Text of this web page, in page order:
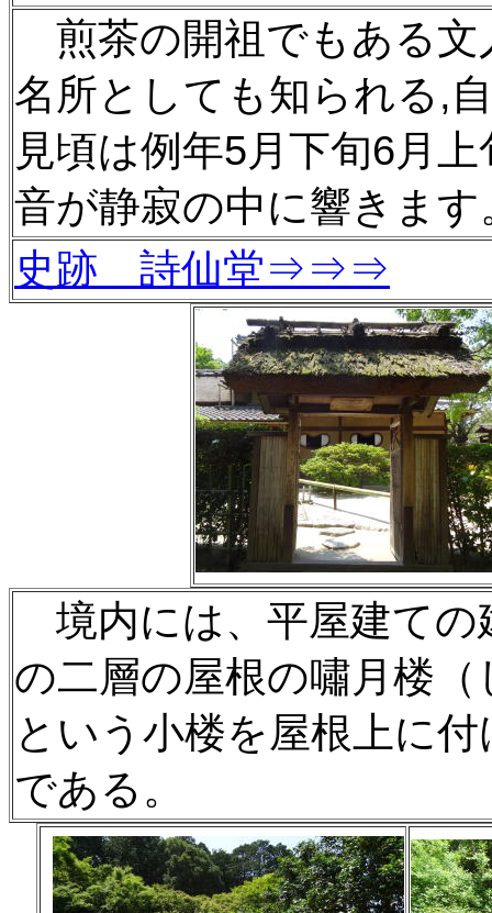
煎茶の開祖でもある文
名所としても知られる,
見頃は例年5月下旬6月
音が静寂の中に響きます
史跡 詩仙堂⇒⇒⇒
境内には、平屋建ての
の二層の屋根の嘯月楼
という小楼を屋根上に
である。